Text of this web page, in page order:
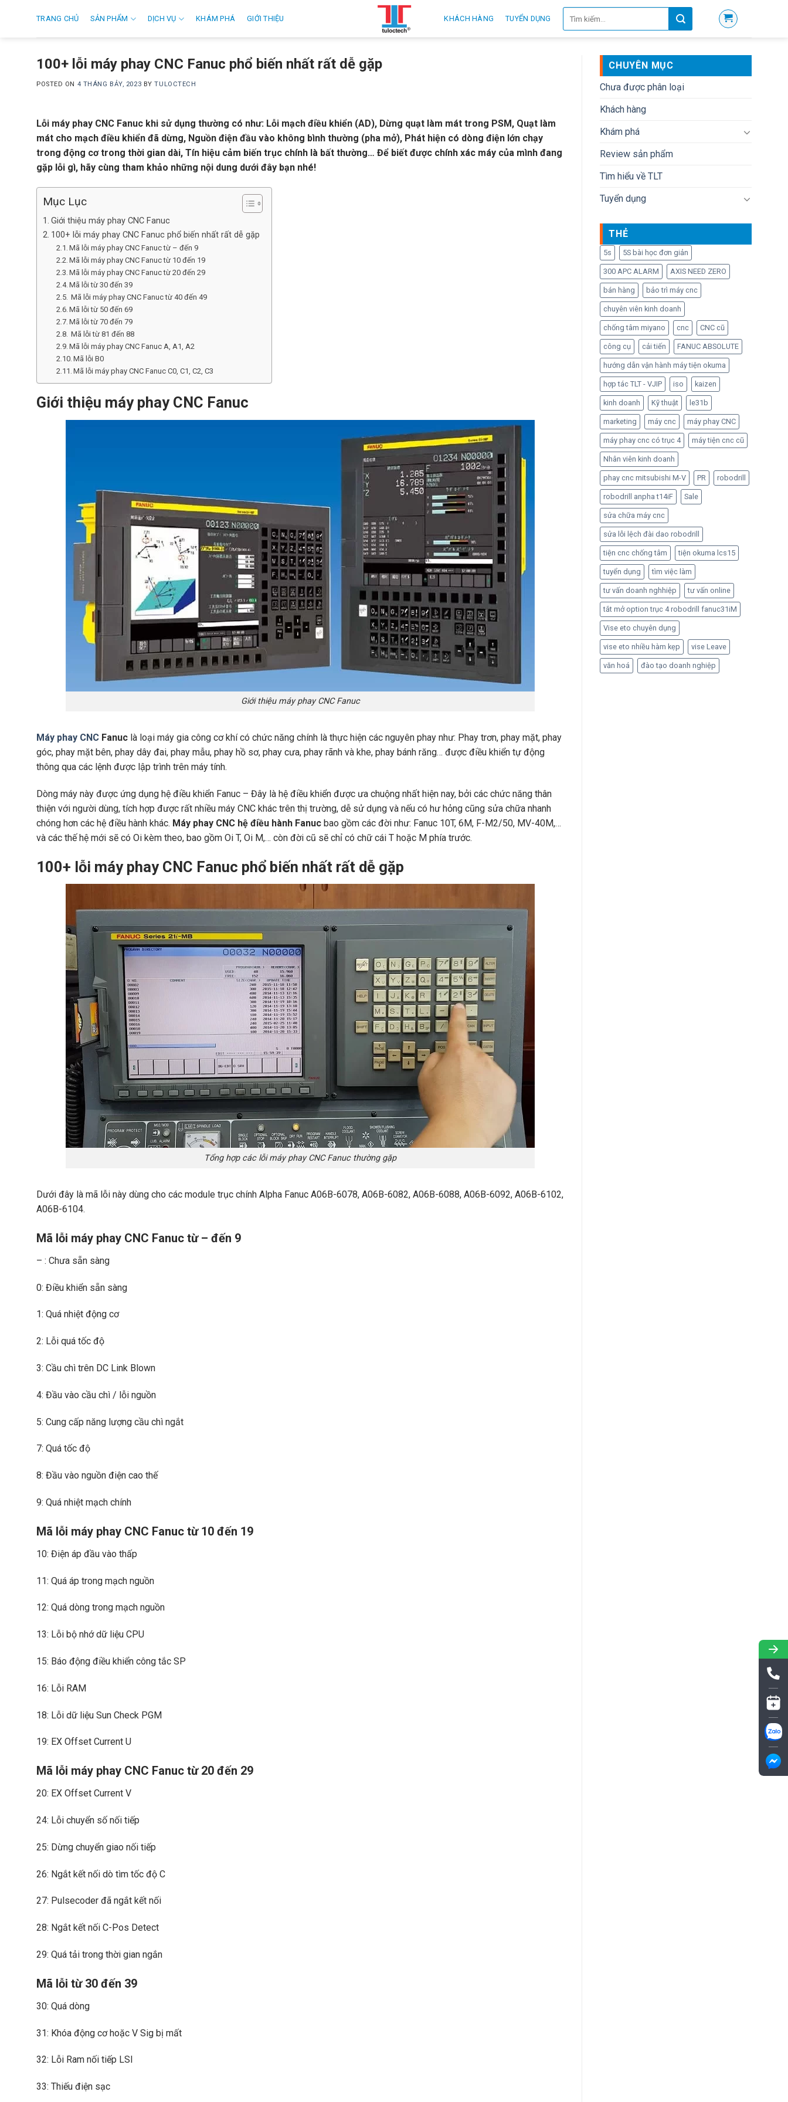
TRANG CHỦ SẢN PHẨM DỊCH VỤ KHÁM PHÁ GIỚI THIỆU KHÁCH HÀNG TUYỂN DỤNG
kiếm:
100+ lỗi máy phay CNC Fanuc phổ biến nhất rất dễ gặp
POSTED ON 4 THÁNG BẢY, 2023 BYTULOCTECH
Lỗi máy phay CNC Fanuc khi sử dụng thường có như: Lỗi mạch điều khiển (AD), Dừng quạt làm mát trong PSM, Quạt làm
mát cho mạch điều khiển đã dừng, Nguồn điện đầu vào không bình thường (pha mở), Phát hiện có dòng điện lớn chạy
trong động cơ trong thời gian dài, Tín hiệu cảm biến trục chính là bất thường… Để biết được chính xác máy của mình đang
gặp lỗi gì, hãy cùng tham khảo những nội dung dưới đây bạn nhé!
Mục Lục
Giới thiệu máy phay CNC Fanuc
100+ lỗi máy phay CNC Fanuc phổ biến nhất rất dễ gặp
Mã lỗi máy phay CNC Fanuc từ – đến 9
Mã lỗi máy phay CNC Fanuc từ 10 đến 19
Mã lỗi máy phay CNC Fanuc từ 20 đến 29
Mã lỗi từ 30 đến 39
Mã lỗi máy phay CNC Fanuc từ 40 đến 49
Mã lỗi từ 50 đến 69
Mã lỗi từ 70 đến 79
Mã lỗi từ 81 đến 88
Mã lỗi máy phay CNC Fanuc A, A1, A2
Mã lỗi B0
Mã lỗi máy phay CNC Fanuc C0, C1, C2, C3
Giới thiệu máy phay CNC Fanuc
Giới thiệu máy phay CNC Fanuc
Máy phay CNC Fanuc là loại máy gia công cơ khí có chức năng chính là thực hiện các nguyên phay như: Phay trơn, phay mặt, phay
góc, phay mặt bên, phay dây đai, phay mẫu, phay hồ sơ, phay cưa, phay rãnh và khe, phay bánh răng… được điều khiển tự động
thông qua các lệnh được lập trình trên máy tính.
Dòng máy này được ứng dụng hệ điều khiển Fanuc – Đây là hệ điều khiển được ưa chuộng nhất hiện nay, bởi các chức năng thân
thiện với người dùng, tích hợp được rất nhiều máy CNC khác trên thị trường, dễ sử dụng và nếu có hư hỏng cũng sửa chữa nhanh
chóng hơn các hệ điều hành khác. Máy phay CNC hệ điều hành Fanuc bao gồm các đời như: Fanuc 10T, 6M, F-M2/50, MV-40M,…
và các thế hệ mới sẽ có Oi kèm theo, bao gồm Oi T, Oi M,… còn đời cũ sẽ chỉ có chữ cái T hoặc M phía trước.
100+ lỗi máy phay CNC Fanuc phổ biến nhất rất dễ gặp
Tổng hợp các lỗi máy phay CNC Fanuc thường gặp
Dưới đây là mã lỗi này dùng cho các module trục chính Alpha Fanuc A06B-6078, A06B-6082, A06B-6088, A06B-6092, A06B-6102,
A06B-6104.
Mã lỗi máy phay CNC Fanuc từ – đến 9
– : Chưa sẵn sàng
0: Điều khiển sẵn sàng
1: Quá nhiệt động cơ
2: Lỗi quá tốc độ
3: Cầu chì trên DC Link Blown
4: Đầu vào cầu chì / lỗi nguồn
5: Cung cấp năng lượng cầu chì ngắt
7: Quá tốc độ
8: Đầu vào nguồn điện cao thế
9: Quá nhiệt mạch chính
Mã lỗi máy phay CNC Fanuc từ 10 đến 19
10: Điện áp đầu vào thấp
11: Quá áp trong mạch nguồn
12: Quá dòng trong mạch nguồn
13: Lỗi bộ nhớ dữ liệu CPU
15: Báo động điều khiển công tắc SP
16: Lỗi RAM
18: Lỗi dữ liệu Sun Check PGM
19: EX Offset Current U
Mã lỗi máy phay CNC Fanuc từ 20 đến 29
20: EX Offset Current V
24: Lỗi chuyển số nối tiếp
25: Dừng chuyển giao nối tiếp
26: Ngắt kết nối dò tìm tốc độ C
27: Pulsecoder đã ngắt kết nối
28: Ngắt kết nối C-Pos Detect
29: Quá tải trong thời gian ngắn
Mã lỗi từ 30 đến 39
30: Quá dòng
31: Khóa động cơ hoặc V Sig bị mất
32: Lỗi Ram nối tiếp LSI
33: Thiếu điện sạc
CHUYÊN MỤC
Chưa được phân loại
Khách hàng
Khám phá
Review sản phẩm
Tìm hiểu về TLT
Tuyển dụng
THẺ
5s 5S bài học đơn giản
300 APC ALARM AXIS NEED ZERO
bán hàng bảo trì máy cnc
chuyên viên kinh doanh
chống tâm miyano cnc CNC cũ
công cụ cải tiến FANUC ABSOLUTE
hướng dẫn vận hành máy tiện okuma
hợp tác TLT - VJIP iso kaizen
kinh doanh Kỹ thuật le31b
marketing máy cnc máy phay CNC
máy phay cnc có trục 4 máy tiện cnc cũ
Nhân viên kinh doanh
phay cnc mitsubishi M-V PR robodrill
robodrill anpha t14iF Sale
sửa chữa máy cnc
sửa lỗi lệch đài dao robodrill
tiện cnc chống tâm tiện okuma lcs15
tuyển dụng tìm việc làm
tư vấn doanh nghhiệp tư vấn online
tắt mở option trục 4 robodrill fanuc31iM
Vise eto chuyên dụng
vise eto nhiều hàm kẹp vise Leave
văn hoá đào tạo doanh nghiệp